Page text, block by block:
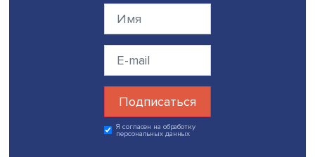
Напротив, представление о том, что хорошее
является привилегией богатых, следствием личных и
семейных связей как ключевой причины богатств,
дестимулирует инвестиции, подчеркнула Светлана
«Возможно, хорошее образование воспринимается как
элитарное, и более половины считают доступ к
образованию несправедливым», — сказала директор
стратификационных исследований.